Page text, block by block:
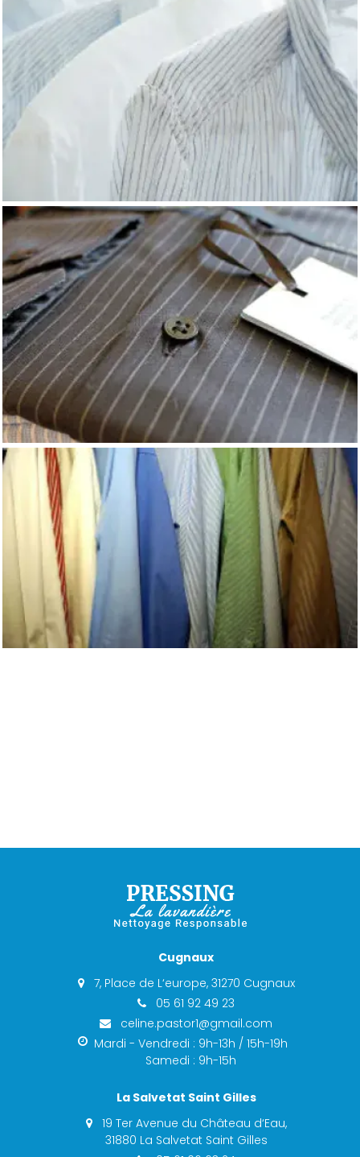
Cugnaux
7, Place de L‘europe, 31270 Cugnaux
05 61 92 49 23
celine.pastor1@gmail.com
Mardi - Vendredi : 9h-13h / 15h-19h
Samedi : 9h-15h
La Salvetat Saint Gilles
19 Ter Avenue du Château d‘Eau,
31880 La Salvetat Saint Gilles